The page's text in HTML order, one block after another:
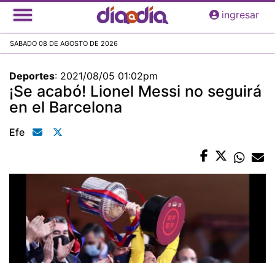
Pasar
al
principal
ingresar
SABADO 08 DE AGOSTO DE 2026
Deportes: 2021/08/05 01:02pm
¡Se acabó! Lionel Messi no seguirá
en el Barcelona
Efe